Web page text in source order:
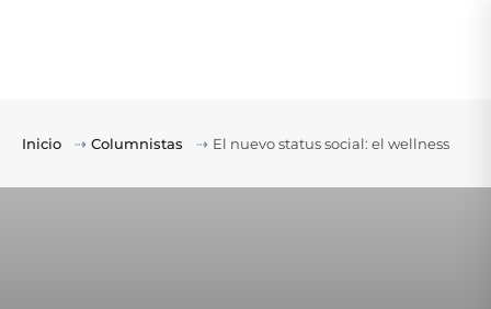
Inicio ⇢ Columnistas ⇢ El nuevo status social: el wellness